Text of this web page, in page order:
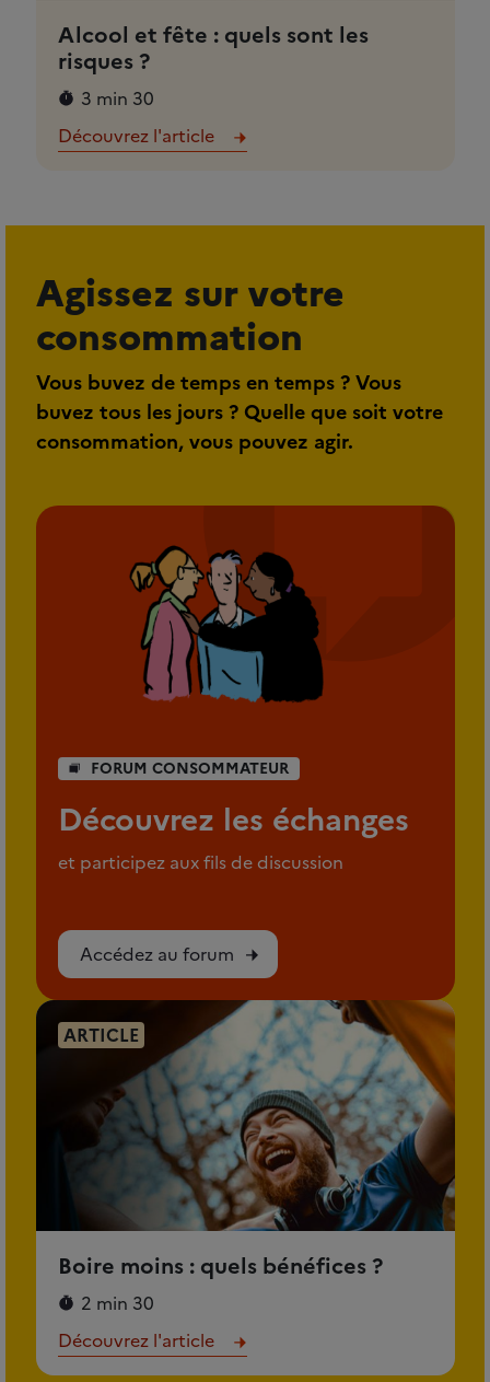
Alcool et fête : quels sont les
risques ?
3 min 30
Découvrez l'article
Agissez sur votre
consommation
Vous buvez de temps en temps ? Vous
buvez tous les jours ? Quelle que soit votre
consommation, vous pouvez agir.
FORUM CONSOMMATEUR
Découvrez les échanges
et participez aux fils de discussion
Accédez au forum
ARTICLE
Boire moins : quels bénéfices ?
2 min 30
Découvrez l'article